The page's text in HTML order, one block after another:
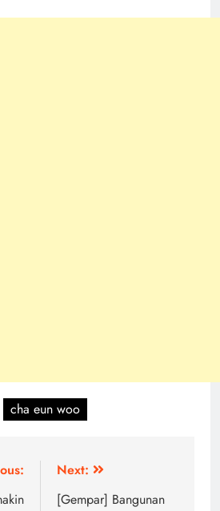
cha eun woo
Next:
[Gempar] Bangunan